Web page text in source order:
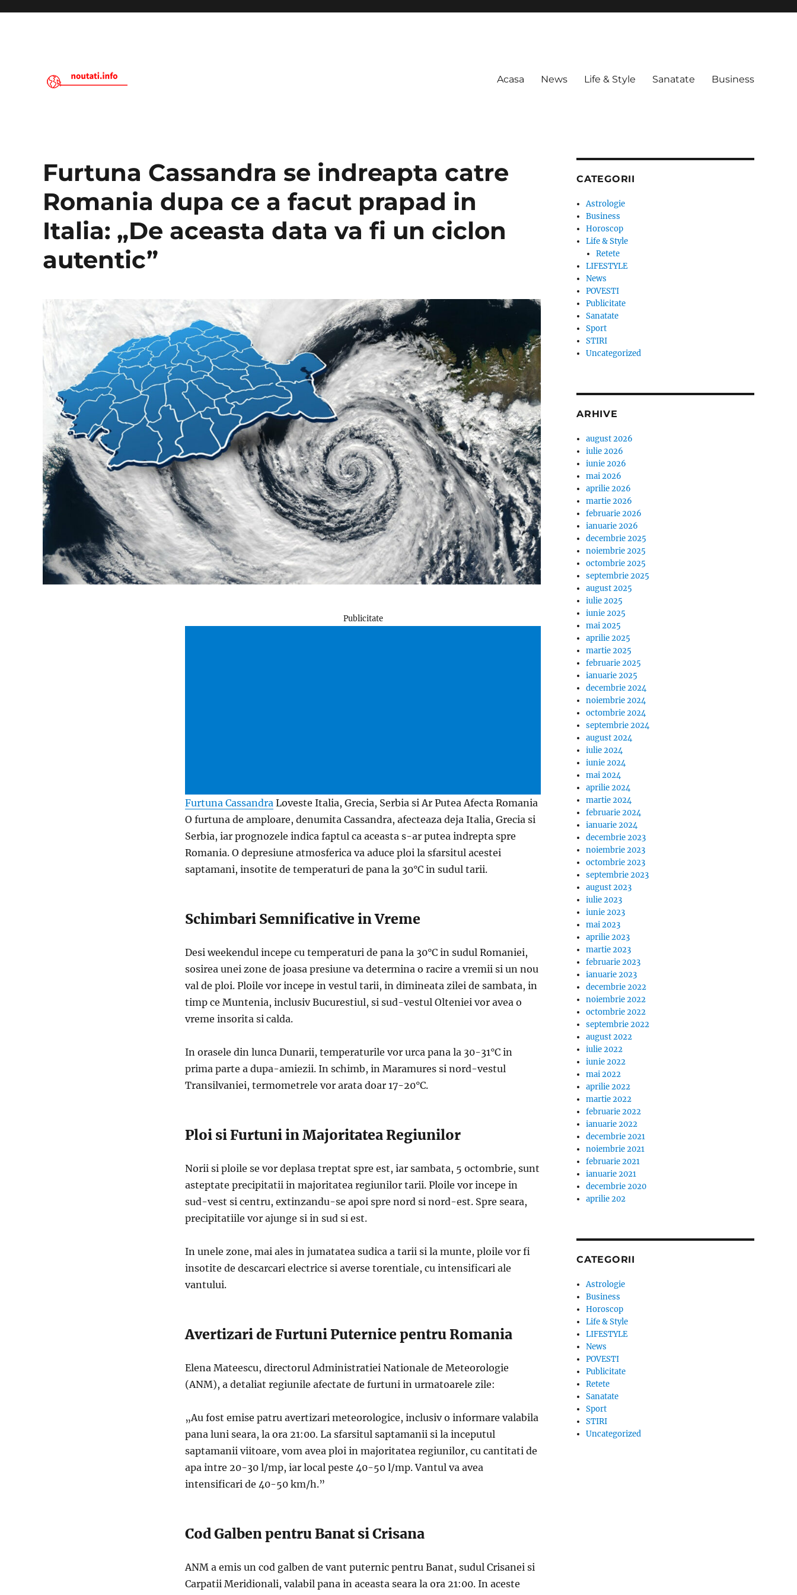
Acasa News Life & Style Sanatate Business
Furtuna Cassandra se indreapta catre
Romania dupa ce a facut prapad in
Italia: „De aceasta data va fi un ciclon
autentic”
Publicitate
Furtuna Cassandra Loveste Italia, Grecia, Serbia si Ar Putea Afecta Romania
O furtuna de amploare, denumita Cassandra, afecteaza deja Italia, Grecia si
Serbia, iar prognozele indica faptul ca aceasta s-ar putea indrepta spre
Romania. O depresiune atmosferica va aduce ploi la sfarsitul acestei
saptamani, insotite de temperaturi de pana la 30°C in sudul tarii.
Schimbari Semnificative in Vreme
Desi weekendul incepe cu temperaturi de pana la 30°C in sudul Romaniei,
sosirea unei zone de joasa presiune va determina o racire a vremii si un nou
val de ploi. Ploile vor incepe in vestul tarii, in dimineata zilei de sambata, in
timp ce Muntenia, inclusiv Bucurestiul, si sud-vestul Olteniei vor avea o
vreme insorita si calda.
In orasele din lunca Dunarii, temperaturile vor urca pana la 30-31°C in
prima parte a dupa-amiezii. In schimb, in Maramures si nord-vestul
Transilvaniei, termometrele vor arata doar 17-20°C.
Ploi si Furtuni in Majoritatea Regiunilor
Norii si ploile se vor deplasa treptat spre est, iar sambata, 5 octombrie, sunt
asteptate precipitatii in majoritatea regiunilor tarii. Ploile vor incepe in
sud-vest si centru, extinzandu-se apoi spre nord si nord-est. Spre seara,
precipitatiile vor ajunge si in sud si est.
In unele zone, mai ales in jumatatea sudica a tarii si la munte, ploile vor fi
insotite de descarcari electrice si averse torentiale, cu intensificari ale
vantului.
Avertizari de Furtuni Puternice pentru Romania
Elena Mateescu, directorul Administratiei Nationale de Meteorologie
(ANM), a detaliat regiunile afectate de furtuni in urmatoarele zile:
„Au fost emise patru avertizari meteorologice, inclusiv o informare valabila
pana luni seara, la ora 21:00. La sfarsitul saptamanii si la inceputul
saptamanii viitoare, vom avea ploi in majoritatea regiunilor, cu cantitati de
apa intre 20-30 l/mp, iar local peste 40-50 l/mp. Vantul va avea
intensificari de 40-50 km/h.”
Cod Galben pentru Banat si Crisana
ANM a emis un cod galben de vant puternic pentru Banat, sudul Crisanei si
Carpatii Meridionali, valabil pana in aceasta seara la ora 21:00. In aceste
CATEGORII
Astrologie
Business
Horoscop
Life & Style
Retete
LIFESTYLE
News
POVESTI
Publicitate
Sanatate
Sport
STIRI
Uncategorized
ARHIVE
august 2026
iulie 2026
iunie 2026
mai 2026
aprilie 2026
martie 2026
februarie 2026
ianuarie 2026
decembrie 2025
noiembrie 2025
octombrie 2025
septembrie 2025
august 2025
iulie 2025
iunie 2025
mai 2025
aprilie 2025
martie 2025
februarie 2025
ianuarie 2025
decembrie 2024
noiembrie 2024
octombrie 2024
septembrie 2024
august 2024
iulie 2024
iunie 2024
mai 2024
aprilie 2024
martie 2024
februarie 2024
ianuarie 2024
decembrie 2023
noiembrie 2023
octombrie 2023
septembrie 2023
august 2023
iulie 2023
iunie 2023
mai 2023
aprilie 2023
martie 2023
februarie 2023
ianuarie 2023
decembrie 2022
noiembrie 2022
octombrie 2022
septembrie 2022
august 2022
iulie 2022
iunie 2022
mai 2022
aprilie 2022
martie 2022
februarie 2022
ianuarie 2022
decembrie 2021
noiembrie 2021
februarie 2021
ianuarie 2021
decembrie 2020
aprilie 202
CATEGORII
Astrologie
Business
Horoscop
Life & Style
LIFESTYLE
News
POVESTI
Publicitate
Retete
Sanatate
Sport
STIRI
Uncategorized